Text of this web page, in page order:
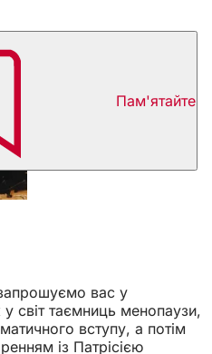
Пам'ятайте
вас у
світ таємниць менопаузи,
вступу, а потім
із Патрісією